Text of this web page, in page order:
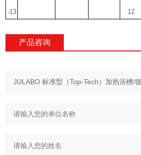
-13
12
产品咨询